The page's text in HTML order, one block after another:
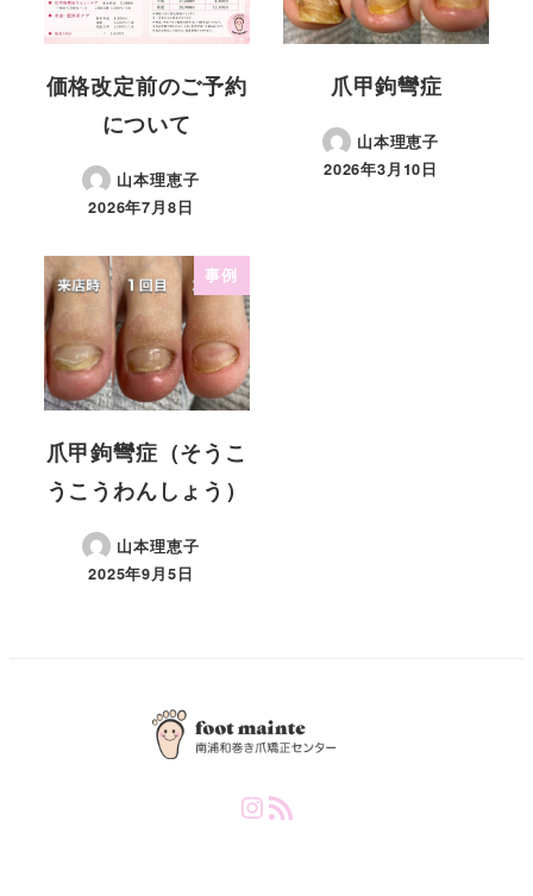
価格改定前のご予約
について
山本理恵子
2026年7月8日
爪甲鉤彎症
山本理恵子
2026年3月10日
事例
爪甲鉤彎症（そうこ
うこうわんしょう）
山本理恵子
2025年9月5日
InstagramRSS Feed